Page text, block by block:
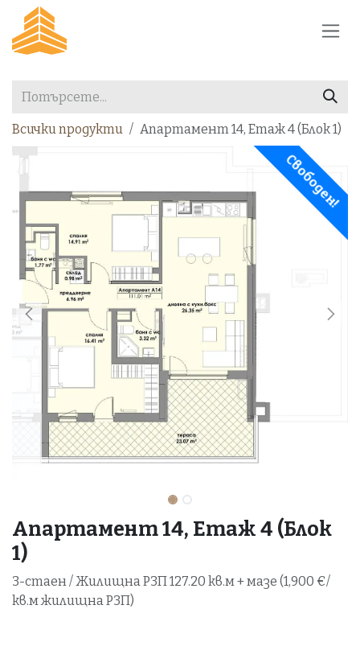
Преминете към съдържание
Всички продукти Апартамент 14, Етаж 4 (Блок 1)
Свободен!
Апартамент 14, Етаж 4 (Блок
1)
3-стаен / Жилищна РЗП 127.20 кв.м + мазе (1,900 €/
кв.м жилищна РЗП)